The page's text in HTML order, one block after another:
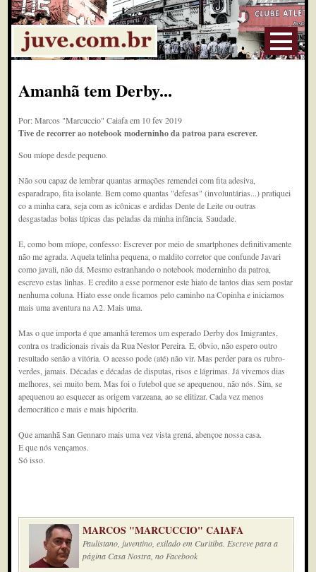
Amanhã tem Derby...
Por: Marcos "Marcuccio" Caiafa em 10 fev 2019
Tive de recorrer ao notebook moderninho da patroa para escrever.
Sou míope desde pequeno.
Não sou capaz de lembrar quantas armações remendei com fita adesiva,
esparadrapo, fita isolante. Bem como quantas "defesas" (involuntárias...) pratiquei
co a minha cara, seja com as icônicas e ardidas Dente de Leite ou outras
desgastadas bolas típicas das peladas da minha infância. Saudade.
E, como bom míope, confesso: Escrever por meio de smartphones definitivamente
não me agrada. Aquela telinha pequena, o maldito corretor que confunde Javari
como javali, não dá. Mesmo estranhando o notebook moderninho da patroa,
escrevo estas linhas. E credito a esse pormenor este hiato de tantos dias sem postar
nenhuma coluna. Hiato esse onde ficamos pelo caminho na Copinha e iniciamos
mais uma aventura na A2. Mais uma.
Mas o que importa é que amanhã teremos um esperado Derby dos Imigrantes,
contra os tradicionais rivais da Rua Nestor Pereira. E, óbvio, não espero outro
resultado senão a vitória. O acesso pode (até) não vir. Mas perder para os rubro-
verdes, jamais. Décadas e décadas de disputas, risos e lágrimas. Já vivemos dias
melhores, sei muito bem. Mas foi o futebol que se apequenou, não nós. Sim, se
apequenou ao esquecer as origem varzeana, ao se elitizar. Cada vez menos
democrático e mais e mais hipócrita.
Que amanhã San Gennaro mais uma vez vista grená, abençoe nossa casa.
E que nós vençamos.
Só isso.
MARCOS "MARCUCCIO" CAIAFA
Paulistano, juventino, exilado em Curitiba. Escreve para a
página Casa Nostra, no Facebook